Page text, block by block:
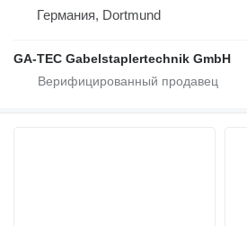
Германия, Dortmund
GA-TEC Gabelstaplertechnik GmbH